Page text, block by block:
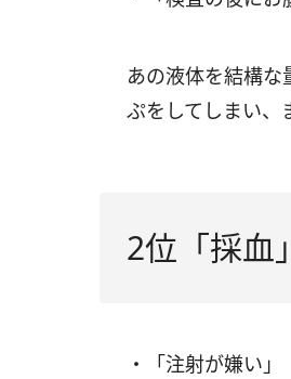
あの液体を結構
ぷをしてしまい、
2位「採血」
・「注射が嫌い